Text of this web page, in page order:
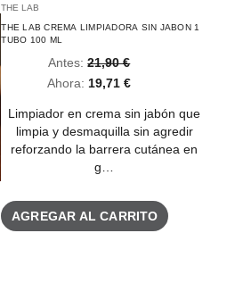
THE LAB
THE LAB CREMA LIMPIADORA SIN JABON 1
TUBO 100 ML
Ahora: 19,71 €
Antes: 21,90 €
Limpiador en crema sin jabón que
limpia y desmaquilla sin agredir
reforzando la barrera cutánea en
g…
AGREGAR AL CARRITO